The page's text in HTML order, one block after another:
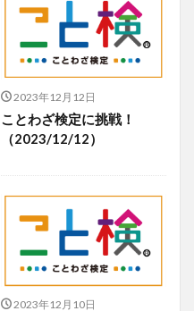
2023年12月12日
ことわざ検定に挑戦！
（2023/12/12）
2023年12月10日